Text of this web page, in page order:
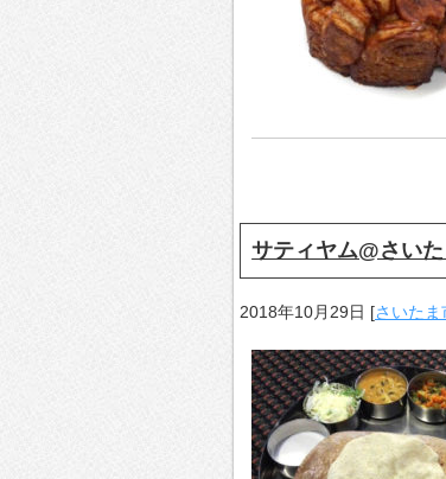
サティヤム@さい
2018年10月29日 [さいたま